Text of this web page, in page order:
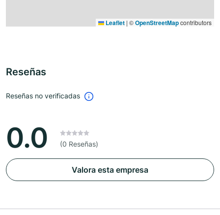
Leaflet | ©OpenStreetMapcontributors
Reseñas
Reseñas no verificadas
0.0 (0 Reseñas)
Valora esta empresa